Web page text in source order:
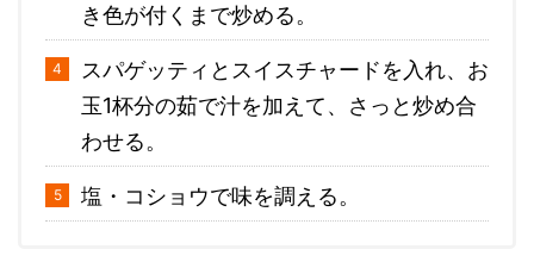
き色が付くまで炒める。
スパゲッティとスイスチャードを入れ、お
玉1杯分の茹で汁を加えて、さっと炒め合
わせる。
塩・コショウで味を調える。